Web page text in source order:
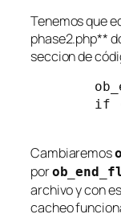
Tenemos que
phase2.php**
seccion de
Cambiaremos
por
archivo y con
cacheo